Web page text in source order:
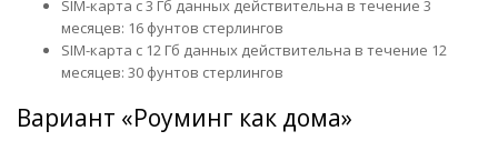
SIM-карта с 3 Гб данных действительна в течение 3
месяцев: 16 фунтов стерлингов
SIM-карта с 12 Гб данных действительна в течение 12
месяцев: 30 фунтов стерлингов
Вариант «Роуминг как дома»